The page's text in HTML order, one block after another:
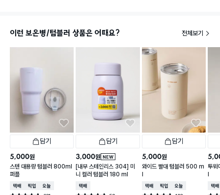
이런 보온병/텀블러 상품은 어때요? 전체보기
담기
5,000원
스텐 대용량 텀블러 800ml
퍼플
택배배송매장픽업오늘배송
담기
NEW
3,000원
[내부 스테인리스 304] 미
니 컬러 텀블러 180 ml
택배배송
담기
5,000원
와이드 빨대 텀블러 500 m
l
택배배송매장픽업오늘배송
투웨
l
택배